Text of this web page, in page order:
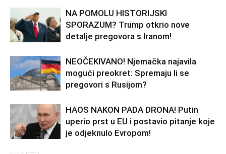
NA POMOLU HISTORIJSKI
SPORAZUM? Trump otkrio nove
detalje pregovora s Iranom!
NEOČEKIVANO! Njemačka najavila
mogući preokret: Spremaju li se
pregovori s Rusijom?
HAOS NAKON PADA DRONA! Putin
uperio prst u EU i postavio pitanje koje
je odjeknulo Evropom!